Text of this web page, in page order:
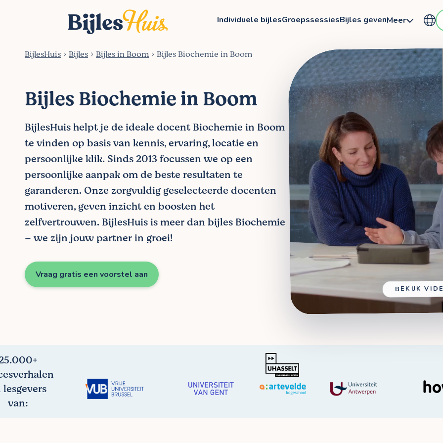
Individuele bijlesGroepssessiesBijles gevenMeer
BijlesHuis Bijles Bijles in Boom Bijles Biochemie in Boom
Bijles Biochemie in Boom
BijlesHuis helpt je de ideale docent Biochemie in Boom
te vinden op basis van kennis, ervaring, locatie en
persoonlijke klik. Sinds 2013 focussen we op een
persoonlijke aanpak om de beste resultaten te
garanderen. Onze zorgvuldig geselecteerde docenten
motiveren, geven inzicht en boosten het
zelfvertrouwen. BijlesHuis is meer dan bijles Biochemie
– we zijn jouw partner in groei!
Vraag gratis een voorstel aan
BEKIJK
lesgevers
van: